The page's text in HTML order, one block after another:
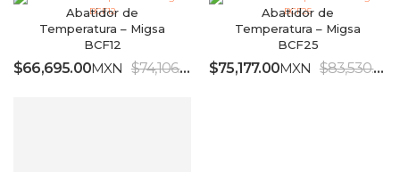
Abatidor de
Temperatura – Migsa
BCF12
$66,695.00MXN $74,106.00 MXN IVA INCLUIDO
Abatidor de
Temperatura – Migsa
BCF25
$75,177.00MXN $83,530.00